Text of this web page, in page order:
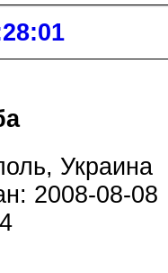
Украина
2008-08-08